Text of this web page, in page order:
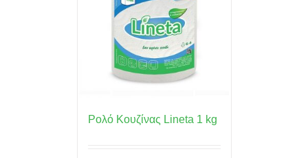
Ρολό Κουζίνας Lineta 1 kg